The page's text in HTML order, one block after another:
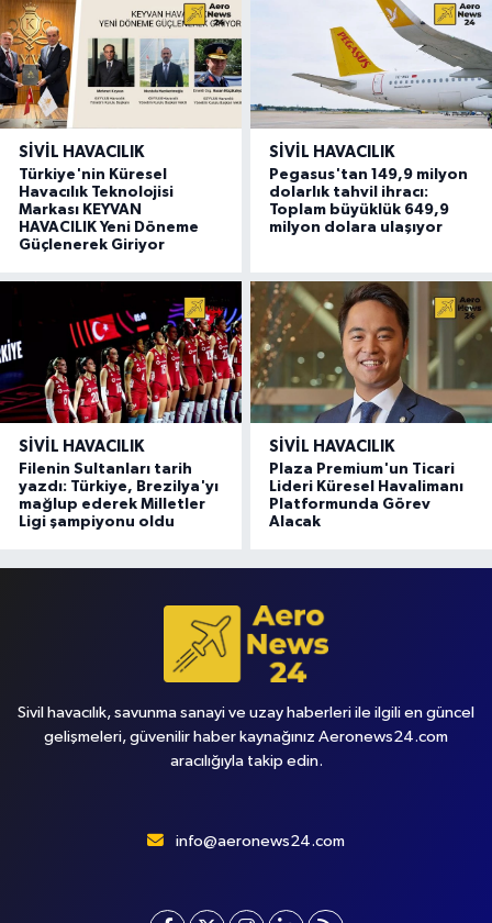
SIVIL HAVACILIK
Türkiye'nin Küresel
Havacılık Teknolojisi
Markası KEYVAN
HAVACILIK Yeni Döneme
Güçlenerek Giriyor
SIVIL HAVACILIK
Pegasus'tan 149,9 milyon
dolarlık tahvil ihracı:
Toplam büyüklük 649,9
milyon dolara ulaşıyor
SIVIL HAVACILIK
Filenin Sultanları tarih
yazdı: Türkiye, Brezilya'yı
mağlup ederek Milletler
Ligi şampiyonu oldu
SIVIL HAVACILIK
Plaza Premium'un Ticari
Lideri Küresel Havalimanı
Platformunda Görev
Alacak
Sivil havacılık, savunma sanayi ve uzay haberleri ile ilgili en güncel
gelişmeleri, güvenilir haber kaynağınız Aeronews24.com
aracılığıyla takip edin.
info@aeronews24.com